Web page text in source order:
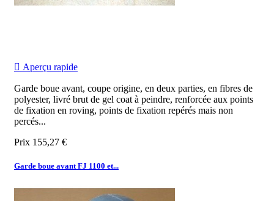
 Aperçu rapide
Garde boue avant, coupe origine, en deux parties, en fibres de
polyester, livré brut de gel coat à peindre, renforcée aux points
de fixation en roving, points de fixation repérés mais non
percés...
Prix 155,27 €
Garde boue avant FJ 1100 et...